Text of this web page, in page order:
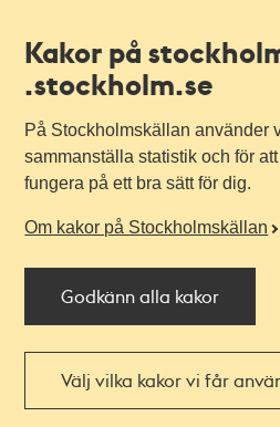
Kakor på
.stockholm.se
På Stockholmskällan använder
sammanställa statistik och för
fungera på ett bra sätt för dig.
Om kakor på Stockholmskällan
Godkänn alla kakor
Välj vilka kakor vi får